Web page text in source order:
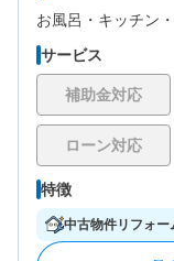
お風呂・ キッチン・
サービス
補助金対応
ローン対応
特徴
中古物件リフォー